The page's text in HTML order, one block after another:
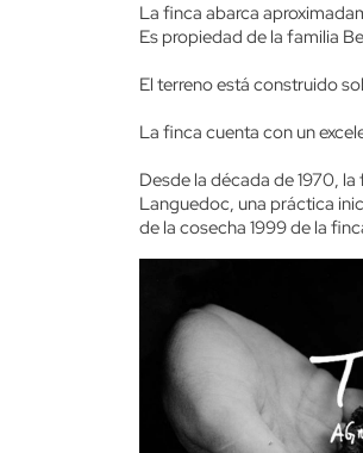
La finca abarca
Es propiedad de la familia
El terreno está construido
La finca cuenta con un
Desde la década de 1970,
Languedoc, una práctica
de la cosecha 1999 de la